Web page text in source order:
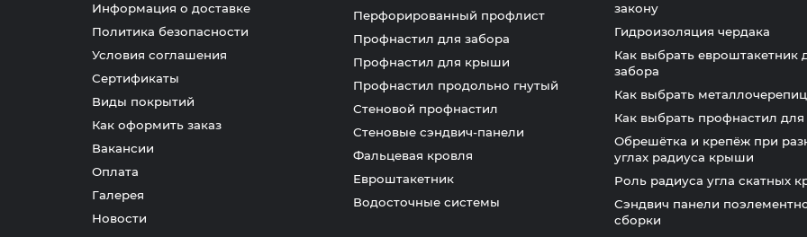
Информация о доставке
Политика безопасности
Условия соглашения
Сертификаты
Виды покрытий
Как оформить заказ
Вакансии
Оплата
Галерея
Новости
Перфорированный профлист
Профнастил для забора
Профнастил для крыши
Профнастил продольно гнутый
Стеновой профнастил
Стеновые сэндвич-панели
Фальцевая кровля
Евроштакетник
Водосточные системы
закону
Гидроизоляция чердака
Как выбрать евроштакетник
забора
Как выбрать
Как выбрать профнастил
Обрешётка и крепёж при
углах радиуса крыши
Роль радиуса угла скатных
Сэндвич панели
сборки